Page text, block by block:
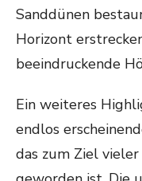
Sanddünen
Horizont
beeindruckende
Ein weiteres
endlos
das zum Ziel